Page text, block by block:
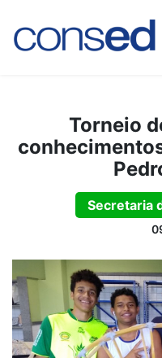
Torneio
Secretaria